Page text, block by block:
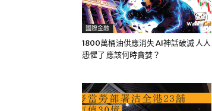
國際金融
1800萬桶油供應消失 AI神話破滅 人人
恐懼了 應該何時貪婪？